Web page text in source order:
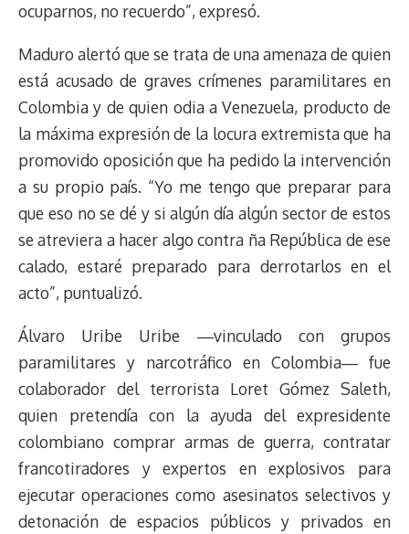
ocuparnos, no recuerdo”, expresó.
Maduro alertó que se trata de una amenaza de quien
está acusado de graves crímenes paramilitares en
Colombia y de quien odia a Venezuela, producto de
la máxima expresión de la locura extremista que ha
promovido oposición que ha pedido la intervención
a su propio país. “Yo me tengo que preparar para
que eso no se dé y si algún día algún sector de estos
se atreviera a hacer algo contra ña República de ese
calado, estaré preparado para derrotarlos en el
acto”, puntualizó.
Álvaro Uribe Uribe ―vinculado con grupos
paramilitares y narcotráfico en Colombia― fue
colaborador del terrorista Loret Gómez Saleth,
quien pretendía con la ayuda del expresidente
colombiano comprar armas de guerra, contratar
francotiradores y expertos en explosivos para
ejecutar operaciones como asesinatos selectivos y
detonación de espacios públicos y privados en